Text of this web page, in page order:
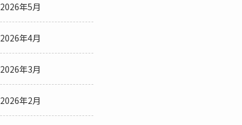
2026年5月
2026年4月
2026年3月
2026年2月